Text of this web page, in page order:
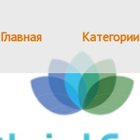
Главная Категории